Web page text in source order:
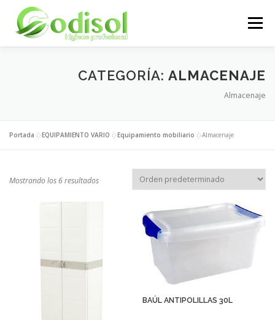
contenido
Menú
SERVICIOS PRODUCTOS
CATEGORÍA: ALMACENAJE
Almacenaje
Portada »EQUIPAMIENTO VARIO »Equipamiento mobiliario »Almacenaje
Mostrando los 6 resultados
BAÚL ANTIPOLILLAS 30L